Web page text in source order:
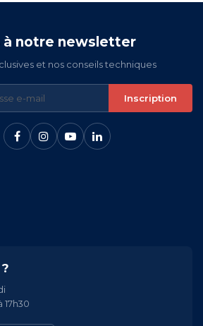
à notre newsletter
et nos conseils techniques
Inscription
17h30